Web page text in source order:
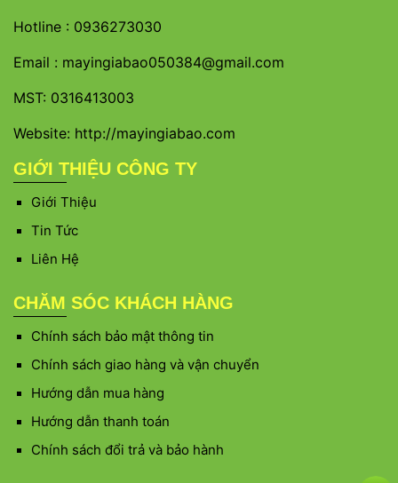
Hotline : 0936273030
Email : mayingiabao050384@gmail.com
MST: 0316413003
Website: http://mayingiabao.com
GIỚI THIỆU CÔNG TY
Giới Thiệu
Tin Tức
Liên Hệ
CHĂM SÓC KHÁCH HÀNG
Chính sách bảo mật thông tin
Chính sách giao hàng và vận chuyển
Hướng dẫn mua hàng
Hướng dẫn thanh toán
Chính sách đổi trả và bảo hành